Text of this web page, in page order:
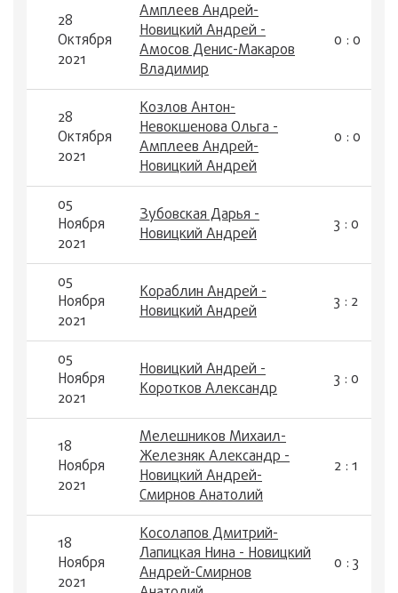
28
Октября
2021
Амплеев Андрей-
Новицкий Андрей -
Амосов Денис-Макаров
Владимир
0 : 0
28
Октября
2021
Козлов Антон-
Невокшенова Ольга -
Амплеев Андрей-
Новицкий Андрей
0 : 0
05
Ноября
2021
Зубовская Дарья -
Новицкий Андрей
3 : 0
05
Ноября
2021
Кораблин Андрей -
Новицкий Андрей
3 : 2
05
Ноября
2021
Новицкий Андрей -
Коротков Александр
3 : 0
18
Ноября
2021
Мелешников Михаил-
Железняк Александр -
Новицкий Андрей-
Смирнов Анатолий
2 : 1
18
Ноября
2021
Косолапов Дмитрий-
Лапицкая Нина - Новицкий
Андрей-Смирнов
0 : 3